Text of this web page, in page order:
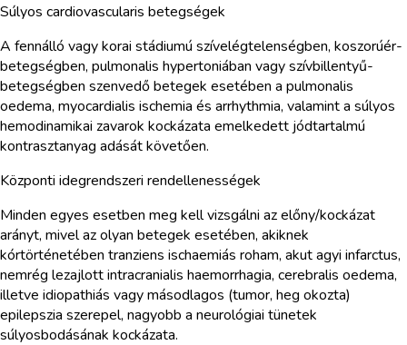
Súlyos cardiovascularis betegségek
A fennálló vagy korai stádiumú szívelégtelenségben, koszorúér-
betegségben, pulmonalis hypertoniában vagy szívbillentyű-
betegségben szenvedő betegek esetében a pulmonalis
oedema, myocardialis ischemia és arrhythmia, valamint a súlyos
hemodinamikai zavarok kockázata emelkedett jódtartalmú
kontrasztanyag adását követően.
Központi idegrendszeri rendellenességek
Minden egyes esetben meg kell vizsgálni az előny/kockázat
arányt, mivel az olyan betegek esetében, akiknek
kórtörténetében tranziens ischaemiás roham, akut agyi infarctus,
nemrég lezajlott intracranialis haemorrhagia, cerebralis oedema,
illetve idiopathiás vagy másodlagos (tumor, heg okozta)
epilepszia szerepel, nagyobb a neurológiai tünetek
súlyosbodásának kockázata.